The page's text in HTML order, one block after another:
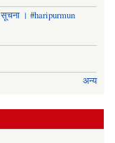
सूचना । #haripurmun
अन्य